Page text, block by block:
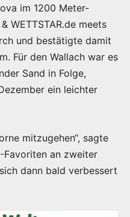
im 1200 Meter-
WETTSTAR.de meets
und bestätigte damit
Für den Wallach war es
Sand in Folge,
ein leichter
mitzugehen“, sagte
Favoriten an zweiter
dann bald verbessert